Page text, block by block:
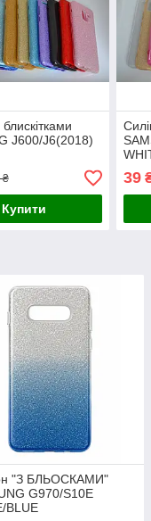
J600/J6(2018)
₴
Купити
39
"З БЛЬОСКАМИ"
G970/S10E
BLUE